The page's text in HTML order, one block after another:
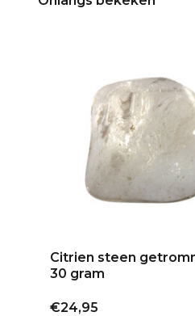
Citrien steen
30 gram
€24,95